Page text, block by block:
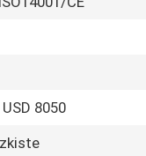
8050